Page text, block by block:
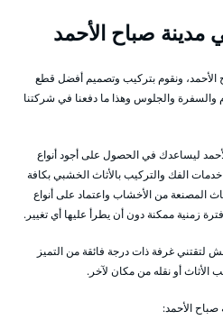
صباح الأحمد
ونقوم بتركيب وتصميم أفضل قطع
والسفرة والجلوس وهذا ما دفعنا في شركتنا
ليساعدك في الحصول على أجود أنواع
الفك والتركيب بالأثاث الخشبي بكافة
المصنعة من الأخشاب واعتماد على أنواع
زمنية ممكنة دون أن يطرأ عليها أي تغيير.
غرفة ذات درجة فائقة من التميز
الأثاث أو نقله من مكان لآخر.
الأحمد: